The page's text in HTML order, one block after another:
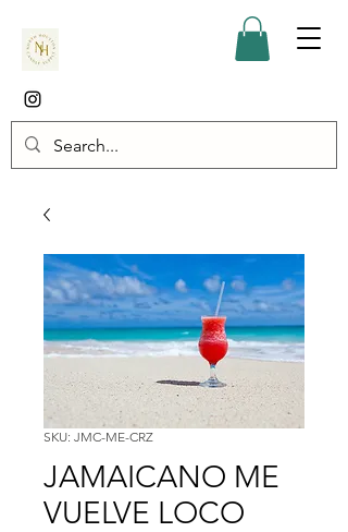
SKU: JMC-ME-CRZ
JAMAICANO ME
VUELVE LOCO